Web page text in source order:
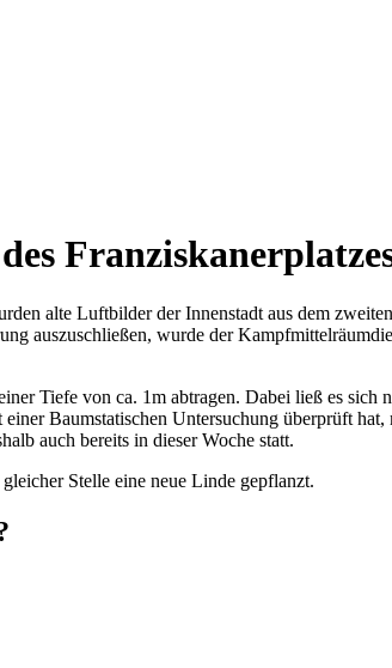
alte Luftbilder der Innenstadt aus dem
auszuschließen, wurde der
Tiefe von ca. 1m abtragen. Dabei ließ es
Baumstatischen Untersuchung überprüft
auch bereits in dieser Woche statt.
Stelle eine neue Linde gepflanzt.